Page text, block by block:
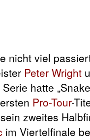
nicht viel
Peter Wright
hatte
Pro-Tour-
zweites
im Viertelfinale